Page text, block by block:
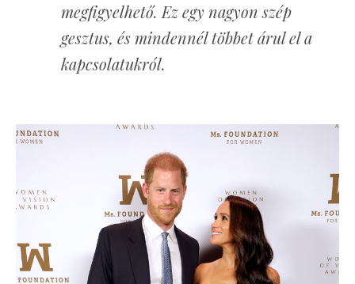
megfigyelhető. Ez egy nagyon szép
gesztus, és mindennél többet árul el a
kapcsolatukról.